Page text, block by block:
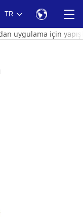
TR
uygulama için